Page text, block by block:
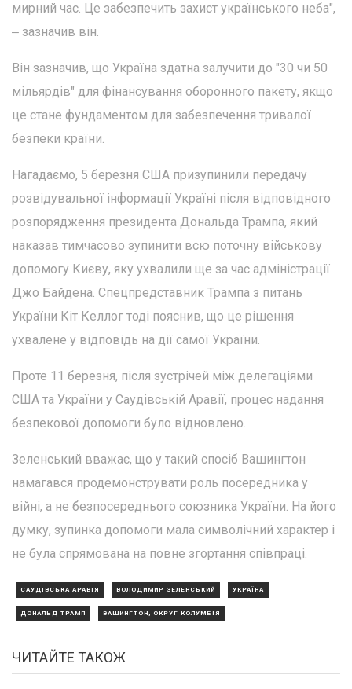
мирний час. Це забезпечить захист українського неба",
‒ зазначив він.
Він зазначив, що Україна здатна залучити до "30 чи 50
мільярдів" для фінансування оборонного пакету, якщо
це стане фундаментом для забезпечення тривалої
безпеки країни.
Нагадаємо, 5 березня США призупинили передачу
розвідувальної інформації Україні після відповідного
розпорядження президента Дональда Трампа, який
наказав тимчасово зупинити всю поточну військову
допомогу Києву, яку ухвалили ще за час адміністрації
Джо Байдена. Спецпредставник Трампа з питань
України Кіт Келлог тоді пояснив, що це рішення
ухвалене у відповідь на дії самої України.
Проте 11 березня, після зустрічей між делегаціями
США та України у Саудівській Аравії, процес надання
безпекової допомоги було відновлено.
Зеленський вважає, що у такий спосіб Вашингтон
намагався продемонструвати роль посередника у
війні, а не безпосереднього союзника України. На його
думку, зупинка допомоги мала символічний характер і
не була спрямована на повне згортання співпраці.
САУДІВСЬКА АРАВІЯ ВОЛОДИМИР ЗЕЛЕНСЬКИЙ УКРАЇНА
ДОНАЛЬД ТРАМП ВАШИНГТОН, ОКРУГ КОЛУМБІЯ
ЧИТАЙТЕ ТАКОЖ